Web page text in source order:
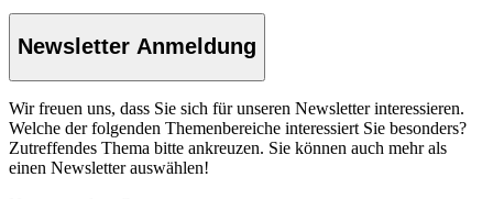
Newsletter Anmeldung
Wir freuen uns, dass Sie sich für unseren Newsletter interessieren.
Welche der folgenden Themenbereiche interessiert Sie besonders?
Zutreffendes Thema bitte ankreuzen. Sie können auch mehr als
einen Newsletter auswählen!